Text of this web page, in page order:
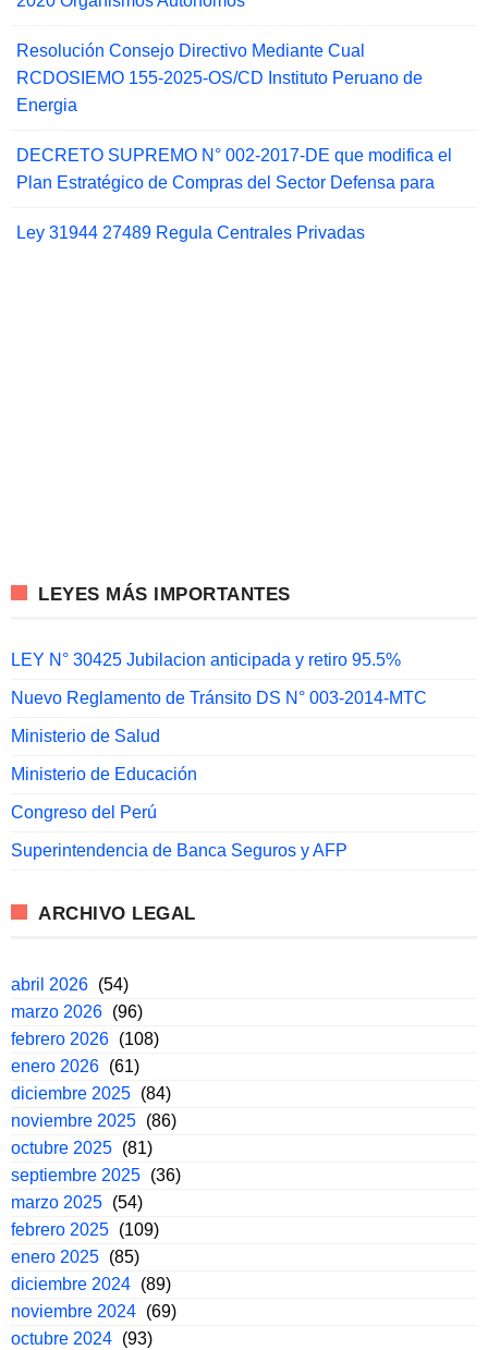
Resolución Consejo Directivo Mediante Cual
RCDOSIEMO 155-2025-OS/CD Instituto Peruano de
Energia
DECRETO SUPREMO N° 002-2017-DE que modifica el
Plan Estratégico de Compras del Sector Defensa para
Ley 31944 27489 Regula Centrales Privadas
LEYES MÁS IMPORTANTES
LEY N° 30425 Jubilacion anticipada y retiro 95.5%
Nuevo Reglamento de Tránsito DS N° 003-2014-MTC
Ministerio de Salud
Ministerio de Educación
Congreso del Perú
Superintendencia de Banca Seguros y AFP
ARCHIVO LEGAL
abril 2026 (54)
marzo 2026 (96)
febrero 2026 (108)
enero 2026 (61)
diciembre 2025 (84)
noviembre 2025 (86)
octubre 2025 (81)
septiembre 2025 (36)
marzo 2025 (54)
febrero 2025 (109)
enero 2025 (85)
diciembre 2024 (89)
noviembre 2024 (69)
octubre 2024 (93)